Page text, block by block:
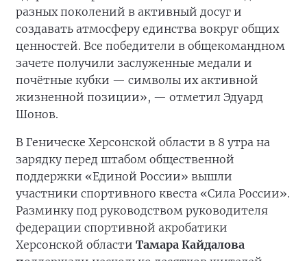
разных поколений в активный досуг и
создавать атмосферу единства вокруг общих
ценностей. Все победители в общекомандном
зачете получили заслуженные медали и
почётные кубки — символы их активной
жизненной позиции», — отметил Эдуард
Шонов.
В Геническе Херсонской области в 8 утра на
зарядку перед штабом общественной
поддержки «Единой России» вышли
участники спортивного квеста «Сила России».
Разминку под руководством руководителя
федерации спортивной акробатики
Херсонской области Тамара Кайдалова